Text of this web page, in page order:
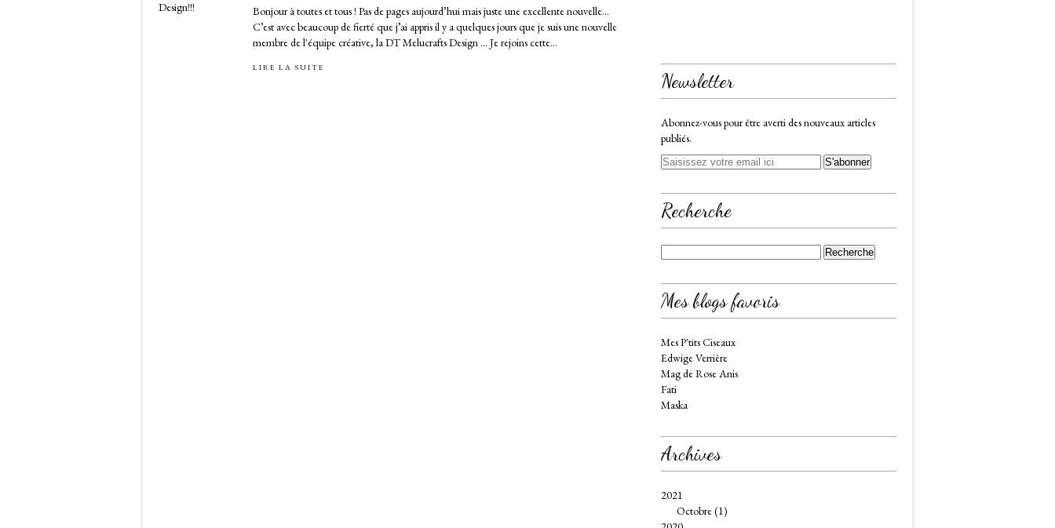
Bonjour à toutes et tous ! Pas de pages aujourd’hui mais juste une excellente nouvelle…
C’est avec beaucoup de fierté que j’ai appris il y a quelques jours que je suis une nouvelle
membre de l'équipe créative, la DT Melucrafts Design … Je rejoins cette...
LIRE LA SUITE
Newsletter
Abonnez-vous pour être averti des nouveaux articles
publiés.
Recherche
Mes blogs favoris
Mes P'tits Ciseaux
Edwige Verrière
Mag de Rose Anis
Fati
Maska
Archives
2021
Octobre(1)